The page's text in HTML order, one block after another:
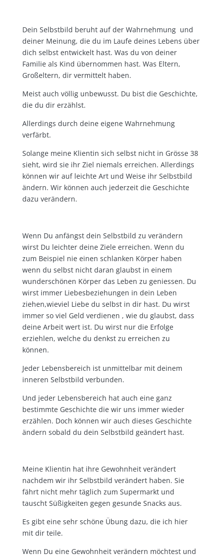
Dein Selbstbild beruht auf der Wahrnehmung und
deiner Meinung, die du im Laufe deines Lebens über
dich selbst entwickelt hast. Was du von deiner
Familie als Kind übernommen hast. Was Eltern,
Großeltern, dir vermittelt haben.
Meist auch völlig unbewusst. Du bist die Geschichte,
die du dir erzählst.
Allerdings durch deine eigene Wahrnehmung
verfärbt.
Solange meine Klientin sich selbst nicht in Grösse 38
sieht, wird sie ihr Ziel niemals erreichen. Allerdings
können wir auf leichte Art und Weise ihr Selbstbild
ändern. Wir können auch jederzeit die Geschichte
dazu verändern.
Wenn Du anfängst dein Selbstbild zu verändern
wirst Du leichter deine Ziele erreichen. Wenn du
zum Beispiel nie einen schlanken Körper haben
wenn du selbst nicht daran glaubst in einem
wunderschönen Körper das Leben zu geniessen. Du
wirst immer Liebesbeziehungen in dein Leben
ziehen,wieviel Liebe du selbst in dir hast. Du wirst
immer so viel Geld verdienen , wie du glaubst, dass
deine Arbeit wert ist. Du wirst nur die Erfolge
erziehlen, welche du denkst zu erreichen zu
können.
Jeder Lebensbereich ist unmittelbar mit deinem
inneren Selbstbild verbunden.
Und jeder Lebensbereich hat auch eine ganz
bestimmte Geschichte die wir uns immer wieder
erzählen. Doch können wir auch dieses Geschichte
ändern sobald du dein Selbstbild geändert hast.
Meine Klientin hat ihre Gewohnheit verändert
nachdem wir ihr Selbstbild verändert haben. Sie
fährt nicht mehr täglich zum Supermarkt und
tauscht Süßigkeiten gegen gesunde Snacks aus.
Es gibt eine sehr schöne Übung dazu, die ich hier
mit dir teile.
Wenn Du eine Gewohnheit verändern möchtest und